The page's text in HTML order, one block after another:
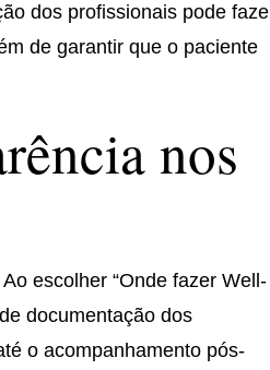
dos profissionais pode
de garantir que o paciente
nos
escolher “Onde fazer Well-
documentação dos
o acompanhamento pós-